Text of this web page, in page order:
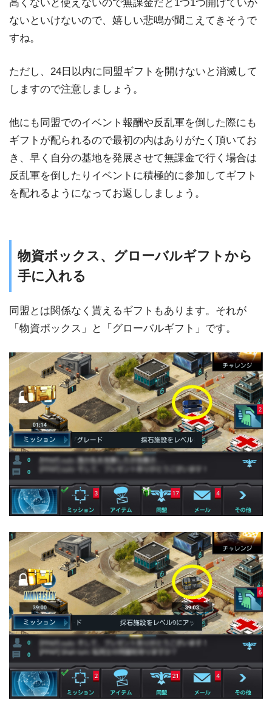
高くないと使えないので無課金だと1つ1つ開けていか
ないといけないので、嬉しい悲鳴が聞こえてきそうで
すね。
ただし、24日以内に同盟ギフトを開けないと消滅して
しますので注意しましょう。
他にも同盟でのイベント報酬や反乱軍を倒した際にも
ギフトが配られるので最初の内はありがたく頂いてお
き、早く自分の基地を発展させて無課金で行く場合は
反乱軍を倒したりイベントに積極的に参加してギフト
を配れるようになってお返ししましょう。
物資ボックス、グローバルギフトから
手に入れる
同盟とは関係なく貰えるギフトもあります。それが
「物資ボックス」と「グローバルギフト」です。